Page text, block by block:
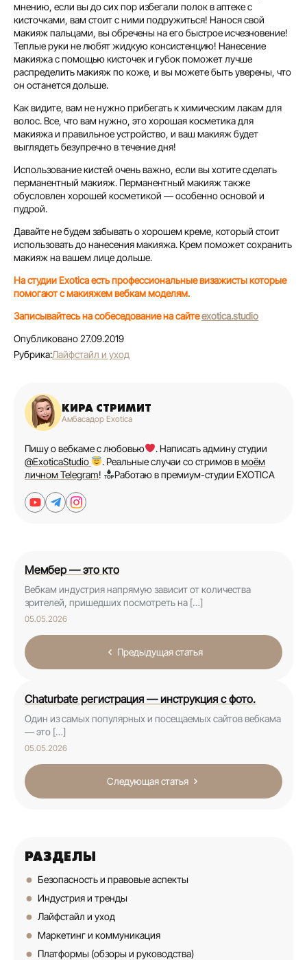
мнению, если вы до сих пор избегали полок в аптеке с
кисточками, вам стоит с ними подружиться! Нанося свой
макияж пальцами, вы обречены на его быстрое исчезновение!
Теплые руки не любят жидкую консистенцию! Нанесение
макияжа с помощью кисточек и губок поможет лучше
распределить макияж по коже, и вы можете быть уверены, что
он останется дольше.
Как видите, вам не нужно прибегать к химическим лакам для
волос. Все, что вам нужно, это хорошая косметика для
макияжа и правильное устройство, и ваш макияж будет
выглядеть безупречно в течение дня!
Использование кистей очень важно, если вы хотите сделать
перманентный макияж. Перманентный макияж также
обусловлен хорошей косметикой — особенно основой и
пудрой.
Давайте не будем забывать о хорошем креме, который стоит
использовать до нанесения макияжа. Крем поможет сохранить
макияж на вашем лице дольше.
На студии Exotica есть профессиональные визажисты которые
помогают с макияжем вебкам моделям.
Записывайтесь на собеседование на сайтеexotica.studio
Опубликовано 27.09.2019
Рубрика:Лайфстайл и уход
КИРА СТРИМИТ
Амбасадор Exotica
Пишу о вебкаме с любовью
. Написать админу студии
@ExoticaStudio
. Реальные случаи со стримов вмоём
личном Telegram! Работаю в премиум-студии EXOTICA
Мембер — это кто
Вебкам индустрия напрямую зависит от количества
зрителей, пришедших посмотреть на […]
05.05.2026
Предыдущая статья
Chaturbate регистрация — инструкция с фото.
Один из самых популярных и посещаемых сайтов вебкама
— это […]
05.05.2026
Следующая статья
РАЗДЕЛЫ
Безопасность и правовые аспекты
Индустрия и тренды
Лайфстайл и уход
Маркетинг и коммуникация
Платформы (обзоры и руководства)